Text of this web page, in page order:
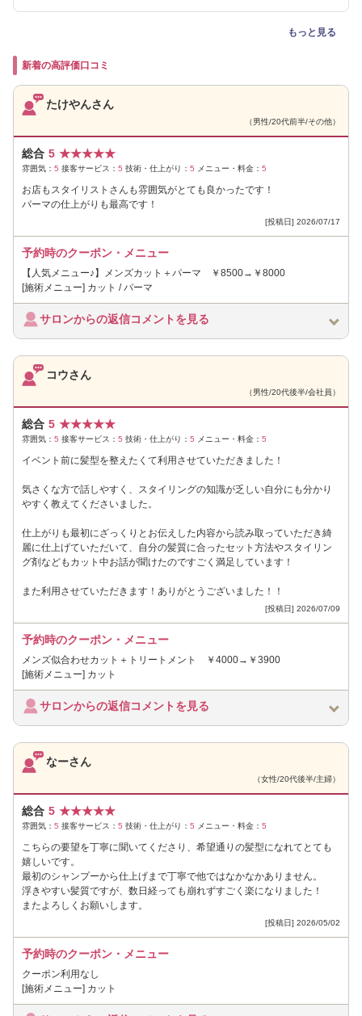
もっと見る
新着の高評価口コミ
たけやんさん
（男性/20代前半/その他）
総合 5 ★★★★★
雰囲気： 5 接客サービス： 5 技術・仕上がり： 5 メニュー・料金： 5
お店もスタイリストさんも雰囲気がとても良かったです！
パーマの仕上がりも最高です！
[投稿日] 2026/07/17
予約時のクーポン・メニュー
【人気メニュー♪】メンズカット＋パーマ ￥8500→￥8000
[施術メニュー] カット / パーマ
サロンからの返信コメントを見る
コウさん
（男性/20代後半/会社員）
総合 5 ★★★★★
雰囲気： 5 接客サービス： 5 技術・仕上がり： 5 メニュー・料金： 5
イベント前に髪型を整えたくて利用させていただきました！
気さくな方で話しやすく、スタイリングの知識が乏しい自分にも分かり
やすく教えてくださいました。
仕上がりも最初にざっくりとお伝えした内容から読み取っていただき綺
麗に仕上げていただいて、自分の髪質に合ったセット方法やスタイリン
グ剤などもカット中お話が聞けたのですごく満足しています！
また利用させていただきます！ありがとうございました！！
[投稿日] 2026/07/09
予約時のクーポン・メニュー
メンズ似合わせカット＋トリートメント ￥4000→￥3900
[施術メニュー] カット
サロンからの返信コメントを見る
なーさん
（女性/20代後半/主婦）
総合 5 ★★★★★
雰囲気： 5 接客サービス： 5 技術・仕上がり： 5 メニュー・料金： 5
こちらの要望を丁寧に聞いてくださり、希望通りの髪型になれてとても
嬉しいです。
最初のシャンプーから仕上げまで丁寧で他ではなかなかありません。
浮きやすい髪質ですが、数日経っても崩れずすごく楽になりました！
またよろしくお願いします。
[投稿日] 2026/05/02
予約時のクーポン・メニュー
クーポン利用なし
[施術メニュー] カット